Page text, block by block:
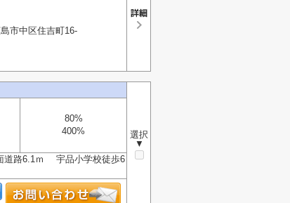
市中区住吉町16-
選択
▼
80%
400%
路6.1ｍ 宇品小学校徒歩6